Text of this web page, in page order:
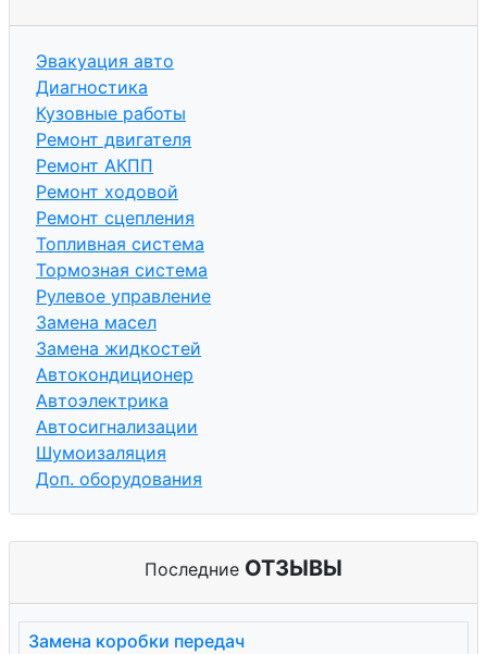
Эвакуация авто
Диагностика
Кузовные работы
Ремонт двигателя
Ремонт АКПП
Ремонт ходовой
Ремонт сцепления
Топливная система
Тормозная система
Рулевое управление
Замена масел
Замена жидкостей
Автокондиционер
Автоэлектрика
Автосигнализации
Шумоизаляция
Доп. оборудования
Последние ОТЗЫВЫ
Замена коробки передач